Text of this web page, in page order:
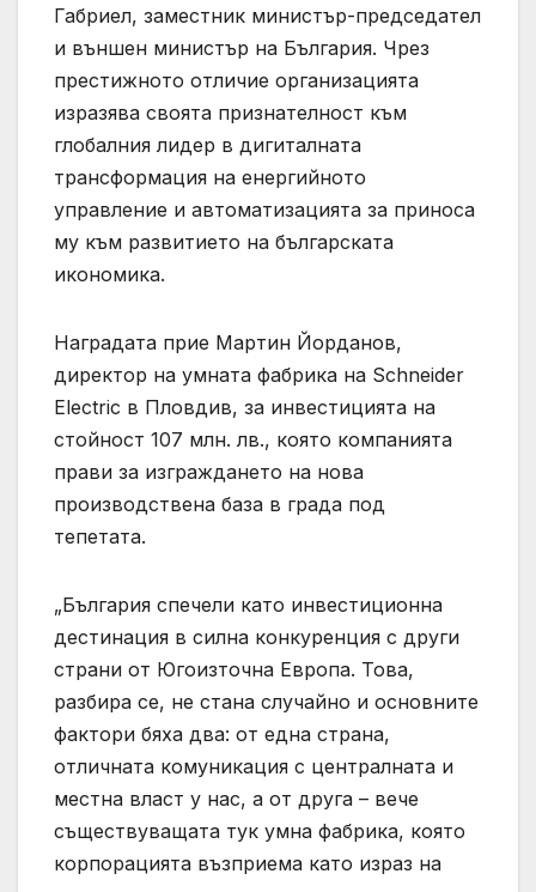
Габриел, заместник министър-председател
и външен министър на България. Чрез
престижното отличие организацията
изразява своята признателност към
глобалния лидер в дигиталната
трансформация на енергийното
управление и автоматизацията за приноса
му към развитието на българската
икономика.
Наградата прие Мартин Йорданов,
директор на умната фабрика на Schneider
Electric в Пловдив, за инвестицията на
стойност 107 млн. лв., която компанията
прави за изграждането на нова
производствена база в града под
тепетата.
„България спечели като инвестиционна
дестинация в силна конкуренция с други
страни от Югоизточна Европа. Това,
разбира се, не стана случайно и основните
фактори бяха два: от една страна,
отличната комуникация с централната и
местна власт у нас, а от друга – вече
съществуващата тук умна фабрика, която
корпорацията възприема като израз на